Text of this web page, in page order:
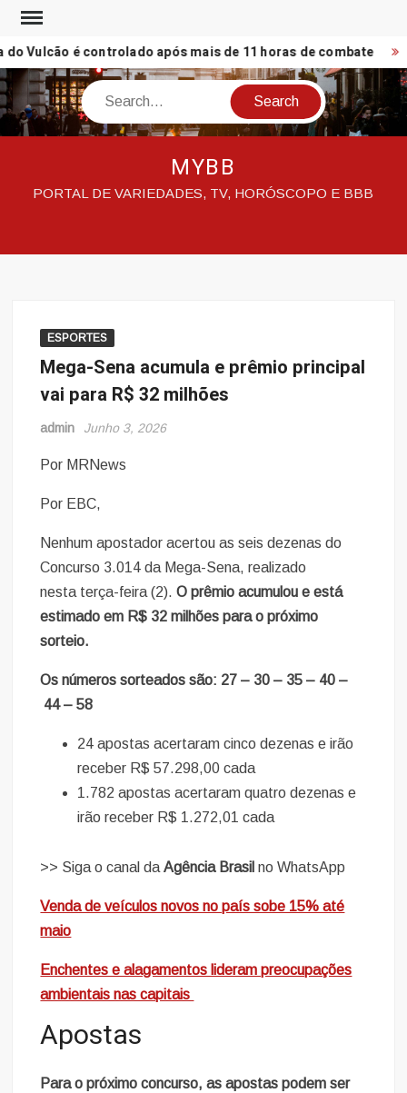
Skip
content
Vulcão é controlado após mais de 11 horas de combate
Search
MYBB
PORTAL DE VARIEDADES, TV, HORÓSCOPO E BBB
ESPORTES
Mega-Sena acumula e prêmio principal
vai para R$ 32 milhões
admin Junho 3, 2026
Por MRNews
Por EBC,
Nenhum apostador acertou as seis dezenas do
Concurso 3.014 da Mega-Sena, realizado
nesta terça-feira (2).O prêmio acumulou e está
estimado em R$ 32 milhões para o próximo
sorteio.
Os números sorteados são: 27 – 30 – 35 – 40 –
44 – 58
24 apostas acertaram cinco dezenas e irão
receber R$ 57.298,00 cada
1.782 apostas acertaram quatro dezenas e
irão receber R$ 1.272,01 cada
>> Siga o canal daAgência Brasilno WhatsApp
Venda de veículos novos no país sobe 15% até
maio
Enchentes e alagamentos lideram preocupações
ambientais nas capitais
Apostas
Para o próximo concurso, as apostas podem ser